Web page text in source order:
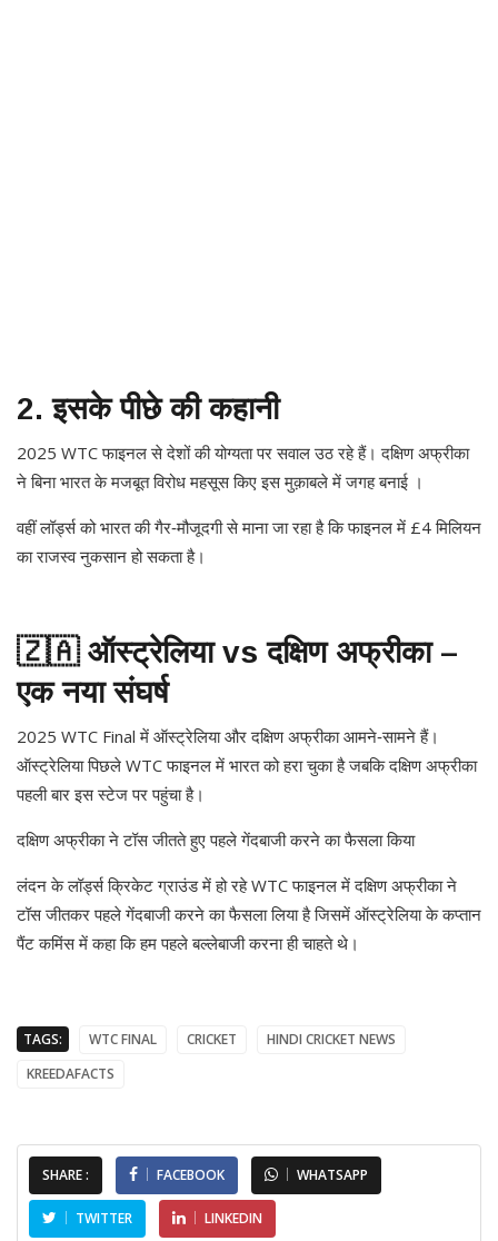
2. इसके पीछे की कहानी
2025 WTC फाइनल से देशों की योग्यता पर सवाल उठ रहे हैं। दक्षिण अफ्रीका
ने बिना भारत के मजबूत विरोध महसूस किए इस मुक़ाबले में जगह बनाई ।
वहीं लॉर्ड्स को भारत की गैर‑मौजूदगी से माना जा रहा है कि फाइनल में £4 मिलियन
का राजस्व नुकसान हो सकता है।
🇿🇦 ऑस्ट्रेलिया vs दक्षिण अफ्रीका –
एक नया संघर्ष
2025 WTC Final में ऑस्ट्रेलिया और दक्षिण अफ्रीका आमने‑सामने हैं।
ऑस्ट्रेलिया पिछले WTC फाइनल में भारत को हरा चुका है जबकि दक्षिण अफ्रीका
पहली बार इस स्टेज पर पहुंचा है।
दक्षिण अफ्रीका ने टॉस जीतते हुए पहले गेंदबाजी करने का फैसला किया
लंदन के लॉर्ड्स क्रिकेट ग्राउंड में हो रहे WTC फाइनल में दक्षिण अफ्रीका ने
टॉस जीतकर पहले गेंदबाजी करने का फैसला लिया है जिसमें ऑस्ट्रेलिया के कप्तान
पैंट कमिंस में कहा कि हम पहले बल्लेबाजी करना ही चाहते थे।
TAGS: WTC FINAL CRICKET
HINDI CRICKET NEWS
KREEDAFACTS
SHARE : FACEBOOK WHATSAPP
TWITTER LINKEDIN